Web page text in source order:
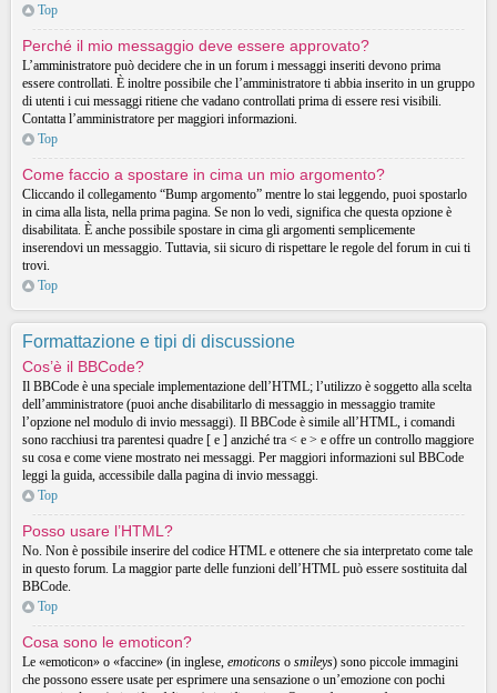
Top
Perché il mio messaggio deve essere approvato?
L’amministratore può decidere che in un forum i messaggi inseriti devono prima
essere controllati. È inoltre possibile che l’amministratore ti abbia inserito in un gruppo
di utenti i cui messaggi ritiene che vadano controllati prima di essere resi visibili.
Contatta l’amministratore per maggiori informazioni.
Top
Come faccio a spostare in cima un mio argomento?
Cliccando il collegamento “Bump argomento” mentre lo stai leggendo, puoi spostarlo
in cima alla lista, nella prima pagina. Se non lo vedi, significa che questa opzione è
disabilitata. È anche possibile spostare in cima gli argomenti semplicemente
inserendovi un messaggio. Tuttavia, sii sicuro di rispettare le regole del forum in cui ti
trovi.
Top
Formattazione e tipi di discussione
Cos’è il BBCode?
Il BBCode è una speciale implementazione dell’HTML; l’utilizzo è soggetto alla scelta
dell’amministratore (puoi anche disabilitarlo di messaggio in messaggio tramite
l’opzione nel modulo di invio messaggi). Il BBCode è simile all’HTML, i comandi
sono racchiusi tra parentesi quadre [ e ] anziché tra < e > e offre un controllo maggiore
su cosa e come viene mostrato nei messaggi. Per maggiori informazioni sul BBCode
leggi la guida, accessibile dalla pagina di invio messaggi.
Top
Posso usare l’HTML?
No. Non è possibile inserire del codice HTML e ottenere che sia interpretato come tale
in questo forum. La maggior parte delle funzioni dell’HTML può essere sostituita dal
BBCode.
Top
Cosa sono le emoticon?
Le «emoticon» o «faccine» (in inglese, emoticons o smileys) sono piccole immagini
che possono essere usate per esprimere una sensazione o un’emozione con pochi